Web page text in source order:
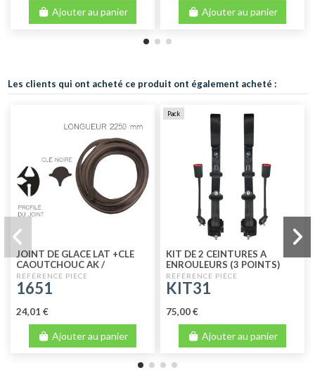
Ajouter au panier Ajouter au panier
Les clients qui ont acheté ce produit ont également acheté :
JOINT DE GLACE LAT +CLE
CAOUTCHOUC AK /
ACADIANE
1651
24,01 €
Ajouter au panier
Pack
KIT DE 2 CEINTURES A
ENROULEURS (3 POINTS)
POUR 2CV - DYANE
KIT31
75,00 €
Ajouter au panier